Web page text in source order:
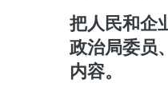
把人民和企
政治局委员
内容。